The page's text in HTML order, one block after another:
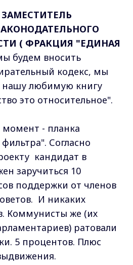
( ФРАКЦИЯ "ЕДИНАЯ
будем вносить
кодекс, мы
любимую книгу
это относительное".
- планка
Согласно
кандидат в
заручиться 10
поддержки от членов
И никаких
Коммунисты же (их
ратовали
5 процентов. Плюс